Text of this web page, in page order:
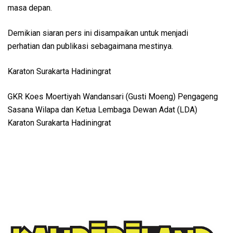
masa depan.
Demikian siaran pers ini disampaikan untuk menjadi
perhatian dan publikasi sebagaimana mestinya.
Karaton Surakarta Hadiningrat
GKR Koes Moertiyah Wandansari (Gusti Moeng) Pengageng
Sasana Wilapa dan Ketua Lembaga Dewan Adat (LDA)
Karaton Surakarta Hadiningrat